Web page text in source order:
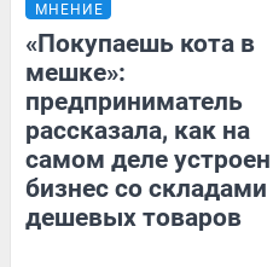
МНЕНИЕ
«Покупаешь кота в
мешке»:
предприниматель
рассказала, как на
самом деле устроен
бизнес со складами
дешевых товаров